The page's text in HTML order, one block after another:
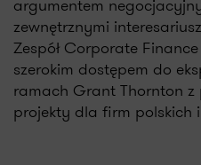
argumentem
zewnętrznymi
Zespół Corporate
szerokim dostępem do
ramach Grant Thornton z
projekty dla firm polskich